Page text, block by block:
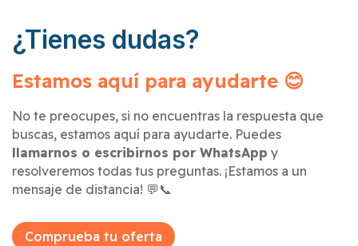
¿Tienes dudas?
Estamos aquí para ayudarte 😊
No te preocupes, si no encuentras la respuesta que
buscas, estamos aquí para ayudarte. Puedes
llamarnos o escribirnos por WhatsApp y
resolveremos todas tus preguntas. ¡Estamos a un
mensaje de distancia! 💬📞
Comprueba tu oferta